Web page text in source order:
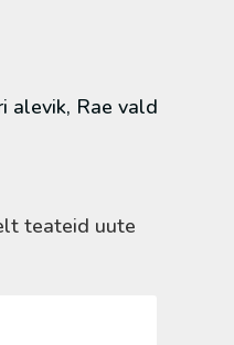
alevik, Rae vald
teateid uute